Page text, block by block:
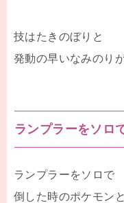
技はたきのぼりと
発動の早いなみのり
ランプラーをソロ
ランプラーをソロで
倒した時のポケモン